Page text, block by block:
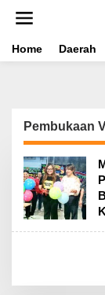
Home Daerah
Pembukaan